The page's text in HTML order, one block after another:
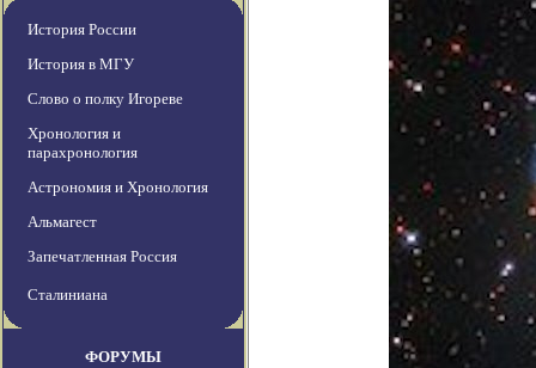
История России
История в МГУ
Слово о полку Игореве
Хронология и
парахронология
Астрономия и Хронология
Альмагест
Запечатленная Россия
Сталиниана
ФОРУМЫ